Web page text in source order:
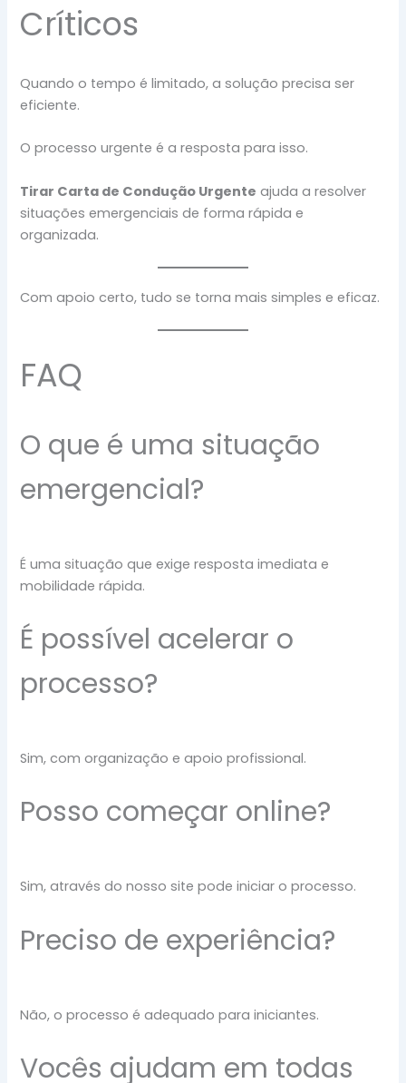
Críticos
Quando o tempo é limitado, a solução precisa ser
eficiente.
O processo urgente é a resposta para isso.
Tirar Carta de Condução Urgente ajuda a resolver
situações emergenciais de forma rápida e
organizada.
Com apoio certo, tudo se torna mais simples e eficaz.
FAQ
O que é uma situação
emergencial?
É uma situação que exige resposta imediata e
mobilidade rápida.
É possível acelerar o
processo?
Sim, com organização e apoio profissional.
Posso começar online?
Sim, através do nosso site pode iniciar o processo.
Preciso de experiência?
Não, o processo é adequado para iniciantes.
Vocês ajudam em todas